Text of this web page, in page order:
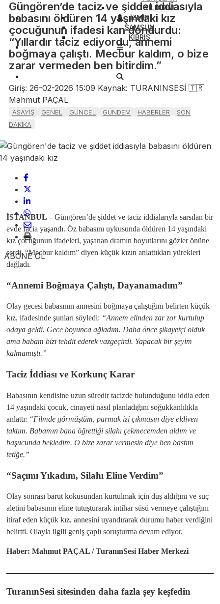
YILDIRIM
İZMİR
SAMSUN
KIBRIS
Güngören’de taciz ve şiddet iddiasıyla
babasını öldüren 14 yaşındaki kız
çocuğunun ifadesi kan dondurdu:
“Yıllardır taciz ediyordu, annemi
boğmaya çalıştı. Mecbur kaldım, o bize
zarar vermeden ben bitirdim.”
Giriş: 26-02-2026 15:09 Kaynak: TURANINSESİ 🇹🇷
Mahmut PAÇAL
ASAYİŞ GENEL GÜNCEL GÜNDEM HABERLER
SON
DAKİKA
ABONE OL
İSTANBUL – Güngören’de şiddet ve taciz iddialarıyla sarsılan bir
evde facia yaşandı. Öz babasını uykusunda öldüren 14 yaşındaki
kız çocuğunun ifadeleri, yaşanan dramın boyutlarını gözler önüne
serdi. “Mecbur kaldım” diyen küçük kızın anlattıkları yürekleri
dağladı.
“Annemi Boğmaya Çalıştı, Dayanamadım”
​Olay gecesi babasının annesini boğmaya çalıştığını belirten küçük
kız, ifadesinde şunları söyledi: “Annem elinden zar zor kurtulup
odaya geldi. Gece boyunca ağladım. Daha önce şikayetçi olduk
ama babam bizi tehdit ederek vazgeçirdi. Yapacak bir şeyim
kalmamıştı.”
Taciz İddiası ve Korkunç Karar
​Babasının kendisine uzun süredir tacizde bulunduğunu iddia eden
14 yaşındaki çocuk, cinayeti nasıl planladığını soğukkanlılıkla
anlattı: “Filmde görmüştüm, parmak izi çıkmasın diye eldiven
taktım. Babamın bana öğrettiği silahı çekmecemden aldım ve
başucunda bekledim. O bize zarar vermesin diye ben bastım
tetiğe.”
“Saçımı Yıkadım, Silahı Eline Verdim”
​Olay sonrası barut kokusundan kurtulmak için duş aldığını ve suç
aletini babasının eline tutuşturarak intihar süsü vermeye çalıştığını
itiraf eden küçük kız, annesini uyandırarak durumu haber verdiğini
belirtti. Olayla ilgili geniş çaplı soruşturma devam ediyor.
Haber: Mahmut PAÇAL / TuranınSesi Haber Merkezi
TuranınSesi sitesinden daha fazla şey keşfedin